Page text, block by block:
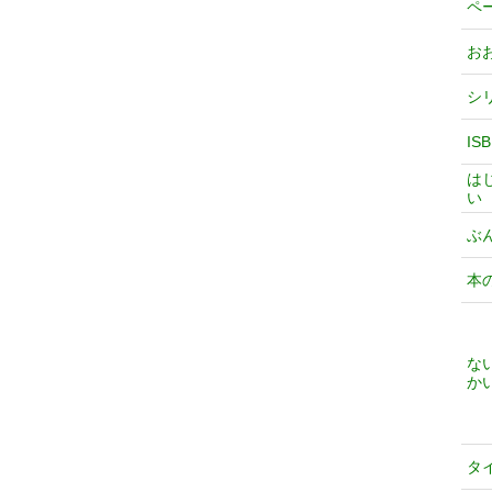
ペ
お
シ
は
い
ぶ
本
な
か
タ